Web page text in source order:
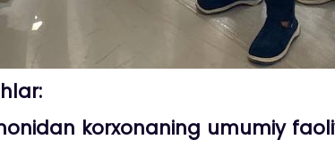
korxonaning umumiy